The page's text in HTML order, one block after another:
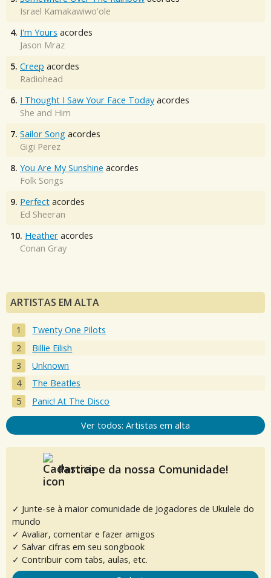
Israel Kamakawiwo'ole
4. I'm Yours acordes
Jason Mraz
5. Creep acordes
Radiohead
6. I Thought I Saw Your Face Today acordes
She and Him
7. Sailor Song acordes
Gigi Perez
8. You Are My Sunshine acordes
Folk Songs
9. Perfect acordes
Ed Sheeran
10. Heather acordes
Conan Gray
ARTISTAS EM ALTA
Twenty One Pilots
Billie Eilish
Unknown
The Beatles
Panic! At The Disco
Ver todos: Artistas em alta
Participe da nossa Comunidade!
✓ Junte-se à maior comunidade de Jogadores de Ukulele do
mundo
✓ Avaliar, comentar e fazer amigos
✓ Salvar cifras em seu songbook
✓ Contribuir com tabs, aulas, etc.